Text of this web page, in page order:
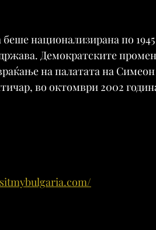
национализирана по 1945
Демократските
на палатата на
во октомври 2002